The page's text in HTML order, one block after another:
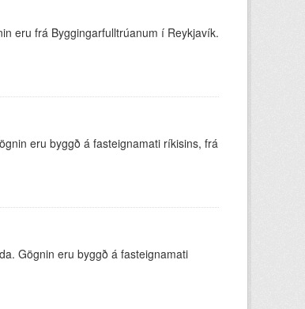
eru frá Byggingarfulltrúanum í Reykjavík.
eru byggð á fasteignamati ríkisins, frá
Gögnin eru byggð á fasteignamati